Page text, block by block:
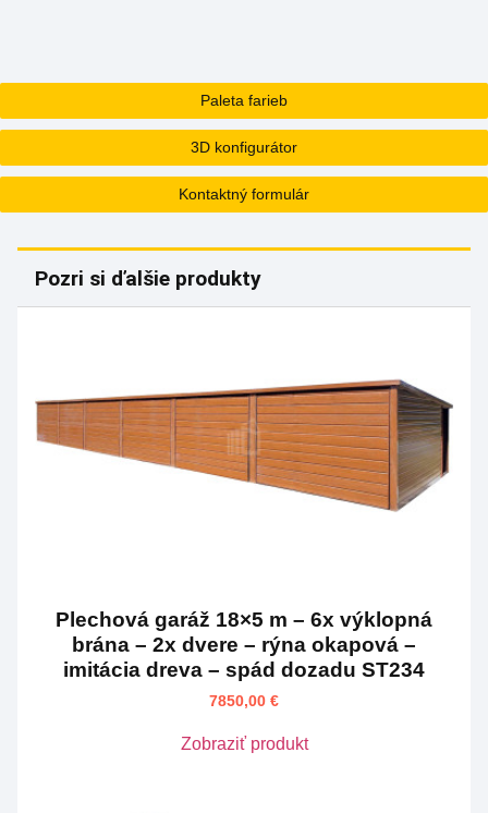
Paleta farieb
3D konfigurátor
Kontaktný formulár
Pozri si ďalšie produkty
Plechová garáž 18×5 m – 6x výklopná
brána – 2x dvere – rýna okapová –
imitácia dreva – spád dozadu ST234
7850,00 €
Zobraziť produkt